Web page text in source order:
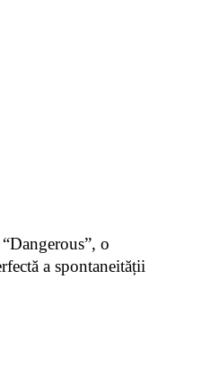
o
a spontaneității